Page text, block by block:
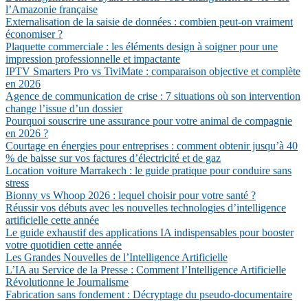
l’Amazonie française
Externalisation de la saisie de données : combien peut-on vraiment
économiser ?
Plaquette commerciale : les éléments design à soigner pour une
impression professionnelle et impactante
IPTV Smarters Pro vs TiviMate : comparaison objective et complète
en 2026
Agence de communication de crise : 7 situations où son intervention
change l’issue d’un dossier
Pourquoi souscrire une assurance pour votre animal de compagnie
en 2026 ?
Courtage en énergies pour entreprises : comment obtenir jusqu’à 40
% de baisse sur vos factures d’électricité et de gaz
Location voiture Marrakech : le guide pratique pour conduire sans
stress
Bionny vs Whoop 2026 : lequel choisir pour votre santé ?
Réussir vos débuts avec les nouvelles technologies d’intelligence
artificielle cette année
Le guide exhaustif des applications IA indispensables pour booster
votre quotidien cette année
Les Grandes Nouvelles de l’Intelligence Artificielle
L’IA au Service de la Presse : Comment l’Intelligence Artificielle
Révolutionne le Journalisme
Fabrication sans fondement : Décryptage du pseudo-documentaire